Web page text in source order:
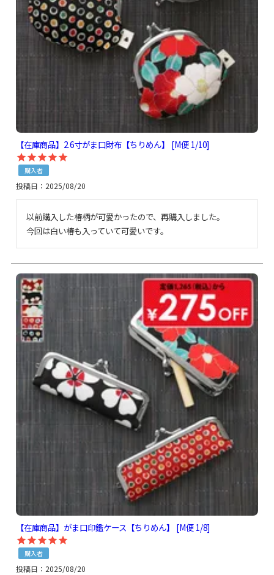
【在庫商品】2.6寸がま口財布【ちりめん】 [M便 1/10]
購入者
投稿日 2025/08/20
以前購入した椿柄が可愛かったので、再購入しました。
今回は白い椿も入っていて可愛いです。
【在庫商品】がま口印鑑ケース【ちりめん】 [M便 1/8]
購入者
投稿日 2025/08/20